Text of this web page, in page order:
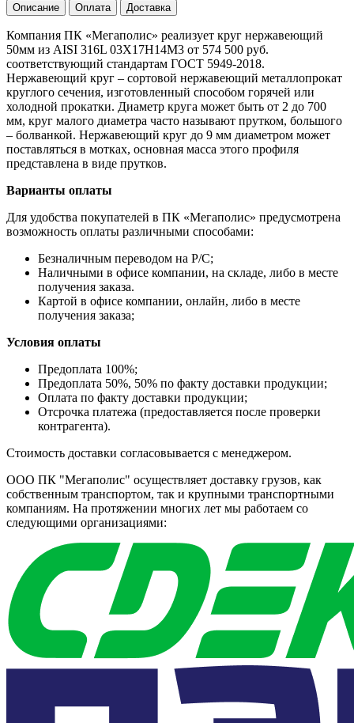
Описание Оплата Доставка
Компания ПК «Мегаполис» реализует круг нержавеющий
50мм из AISI 316L 03Х17Н14М3 от 574 500 руб.
соответствующий стандартам ГОСТ 5949-2018.
Нержавеющий круг – сортовой нержавеющий металлопрокат
круглого сечения, изготовленный способом горячей или
холодной прокатки. Диаметр круга может быть от 2 до 700
мм, круг малого диаметра часто называют прутком, большого
– болванкой. Нержавеющий круг до 9 мм диаметром может
поставляться в мотках, основная масса этого профиля
представлена в виде прутков.
Варианты оплаты
Для удобства покупателей в ПК «Мегаполис» предусмотрена
возможность оплаты различными способами:
Безналичным переводом на Р/С;
Наличными в офисе компании, на складе, либо в месте
получения заказа.
Картой в офисе компании, онлайн, либо в месте
получения заказа;
Условия оплаты
Предоплата 100%;
Предоплата 50%, 50% по факту доставки продукции;
Оплата по факту доставки продукции;
Отсрочка платежа (предоставляется после проверки
контрагента).
Стоимость доставки согласовывается с менеджером.
ООО ПК "Мегаполис" осуществляет доставку грузов, как
собственным транспортом, так и крупными транспортными
компаниям. На протяжении многих лет мы работаем со
следующими организациями: